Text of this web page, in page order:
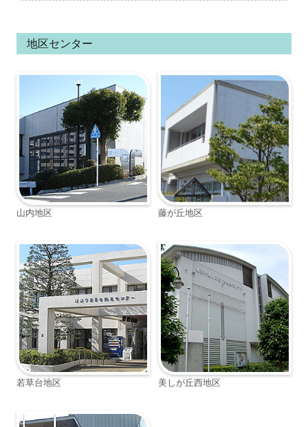
地区センター
山内地区 藤が丘地区
若草台地区 美しが丘西地区